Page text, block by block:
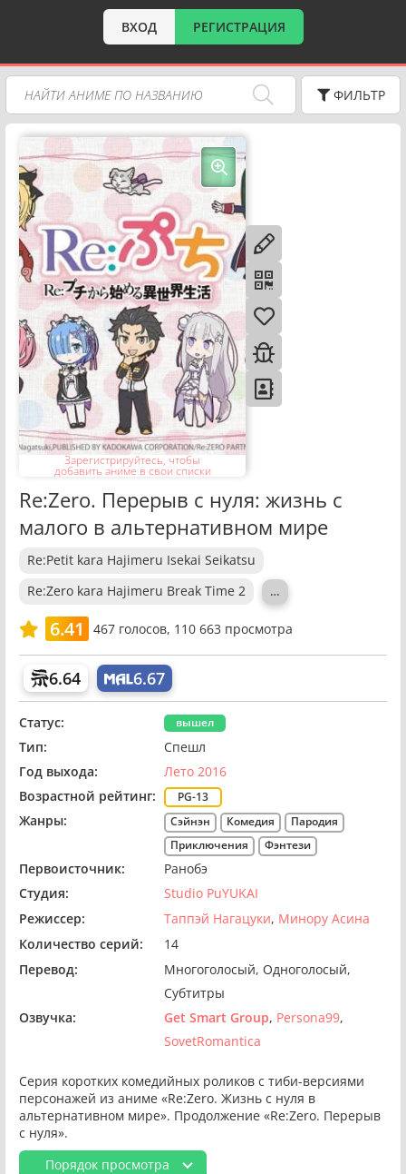
ВХОД РЕГИСТРАЦИЯ
ФИЛЬТР
Зарегистрируйтесь, чтобы
добавить аниме в свои списки
Re:Zero. Перерыв с нуля: жизнь с
малого в альтернативном мире
Re:Petit kara Hajimeru Isekai Seikatsu
Re:Zero kara Hajimeru Break Time 2
…
6.41 467голосов, 110 663 просмотра
6.64 6.67
Статус: вышел
Тип:
Спешл
Год выхода:
Лето 2016
Возрастной рейтинг:
PG-13
Жанры: Сэйнэн Комедия
Пародия
Приключения
Фэнтези
Первоисточник:
Ранобэ
Студия:
Studio PuYUKAI
Режиссер:
Таппэй Нагацуки Минору Асина
Количество серий:
14
Перевод:
Многоголосый Одноголосый
Субтитры
Озвучка:
Get Smart Group Persona99
SovetRomantica
Серия коротких комедийных роликов с тиби-версиями
персонажей из аниме «Re:Zero. Жизнь с нуля в
альтернативном мире». Продолжение «Re:Zero. Перерыв
с нуля».
Порядок просмотра